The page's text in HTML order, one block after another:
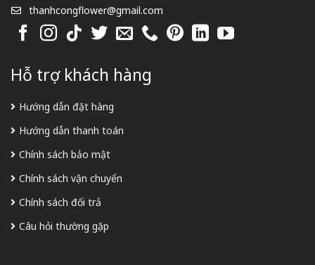
thanhcongflower@gmail.com
Hỗ trợ khách hàng
Hướng dẫn đặt hàng
Hướng dẫn thanh toán
Chính sách bảo mật
Chính sách vận chuyển
Chính sách đổi trả
Câu hỏi thường gặp